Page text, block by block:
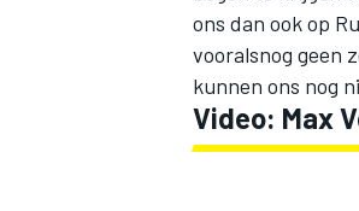
ons dan ook op
vooralsnog geen
kunnen ons nog
Video: Max